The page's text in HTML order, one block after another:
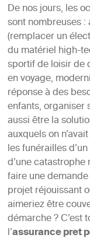
De nos jours, les
sont nombreuses
(remplacer un
du matériel high-
sportif de loisir de
en voyage,
réponse à des
enfants, organiser
aussi être la
auxquels on
les funérailles
d’une
faire une
projet réjouissant
aimeriez être
démarche ? C’est
l’assurance pret